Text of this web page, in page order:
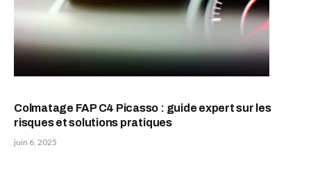
Colmatage FAP C4 Picasso : guide expert sur les
risques et solutions pratiques
juin 6, 2025